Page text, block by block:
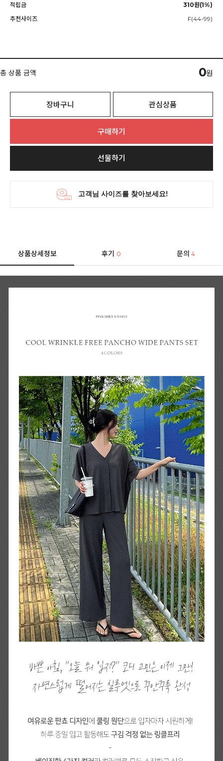
적립금
310원(1%)
추천사이즈
F(44-99)
총 상품 금액 0원
장바구니 관심상품
구매하기
선물하기
상품상세정보 후기0 문의 4